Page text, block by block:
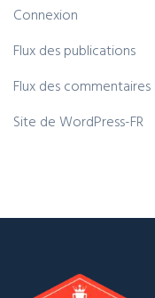
Connexion
Flux des publications
Flux des commentaires
Site de WordPress-FR